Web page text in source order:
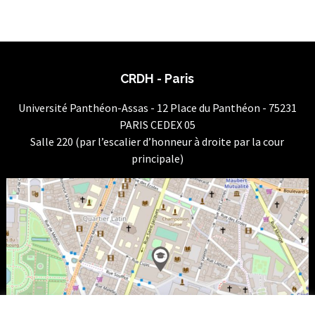
CRDH - Paris
Université Panthéon-Assas - 12 Place du Panthéon - 75231
PARIS CEDEX 05
Salle 220 (par l’escalier d’honneur à droite par la cour
principale)